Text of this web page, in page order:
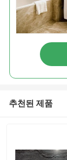
추천된 제품